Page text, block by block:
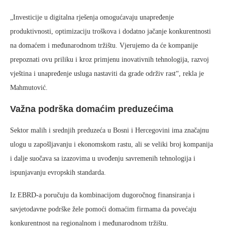
„Investicije u digitalna rješenja omogućavaju unapređenje
produktivnosti, optimizaciju troškova i dodatno jačanje konkurentnosti
na domaćem i međunarodnom tržištu. Vjerujemo da će kompanije
prepoznati ovu priliku i kroz primjenu inovativnih tehnologija, razvoj
vještina i unapređenje usluga nastaviti da grade održiv rast“, rekla je
Mahmutović.
Važna podrška domaćim preduzećima
Sektor malih i srednjih preduzeća u Bosni i Hercegovini ima značajnu
ulogu u zapošljavanju i ekonomskom rastu, ali se veliki broj kompanija
i dalje suočava sa izazovima u uvođenju savremenih tehnologija i
ispunjavanju evropskih standarda.
Iz EBRD-a poručuju da kombinacijom dugoročnog finansiranja i
savjetodavne podrške žele pomoći domaćim firmama da povećaju
konkurentnost na regionalnom i međunarodnom tržištu.